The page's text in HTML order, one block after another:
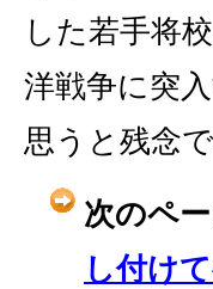
した若手将
洋戦争に突
思うと残念
次のペ
し付け